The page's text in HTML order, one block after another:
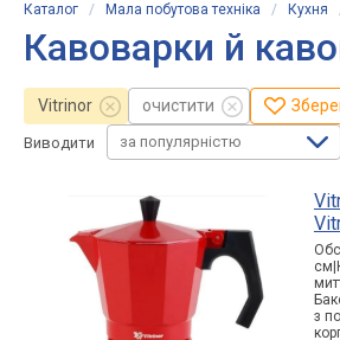
Каталог / Мала побутова техніка / Кухня
Кавоварки й
Vitrinor очистити
Виводити за популярністю
з